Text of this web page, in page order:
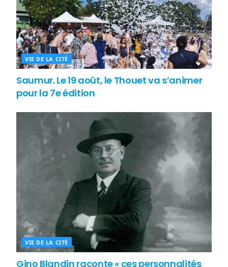
VIE DE LA CITÉ
Saumur. Le 19 août, le Thouet va s’animer
pour la 7e édition
VIE DE LA CITÉ
Gino Blandin raconte « ces personnalités